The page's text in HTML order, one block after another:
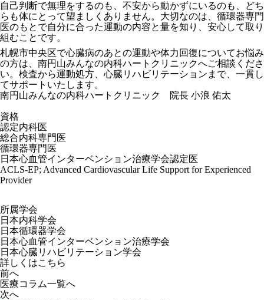
自己判断で無理をするのも、不安から動かずにいるのも、どち
らも体にとって望ましくありません。大切なのは、循環器専門
医のもとで自分に合った運動の内容と量を知り、安心して取り
組むことです。
札幌市中央区で心臓病のあとの運動や体力回復についてお悩み
の方は、南円山みんなの内科ハートクリニックへご相談くださ
い。検査から運動処方、心臓リハビリテーションまで、一貫し
てサポートいたします。
南円山みんなの内科ハートクリニック 院長 小浪 佑太
資格
認定内科医
総合内科専門医
循環器専門医
日本心血管インターベンション治療学会認定医
ACLS-EP; Advanced Cardiovascular Life Support for Experienced
Provider
所属学会
日本内科学会
日本循環器学会
日本心血管インターベンション治療学会
日本心臓リハビリテーション学会
詳しくはこちら
前へ
医療コラム一覧へ
次へ